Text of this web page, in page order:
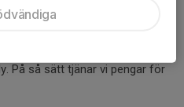
På så sätt tjänar vi pengar för